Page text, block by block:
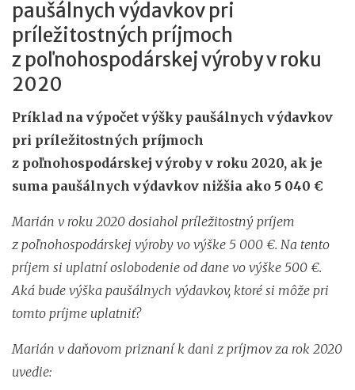
paušálnych výdavkov pri
príležitostných príjmoch
z poľnohospodárskej výroby v roku
2020
Príklad na výpočet výšky paušálnych výdavkov
pri príležitostných príjmoch
z poľnohospodárskej výroby v roku 2020, ak je
suma paušálnych výdavkov nižšia ako 5 040 €
Marián v roku 2020 dosiahol príležitostný príjem
z poľnohospodárskej výroby vo výške 5 000 €. Na tento
príjem si uplatní oslobodenie od dane vo výške 500 €.
Aká bude výška paušálnych výdavkov, ktoré si môže pri
tomto príjme uplatniť?
Marián v daňovom priznaní k dani z príjmov za rok 2020
uvedie: